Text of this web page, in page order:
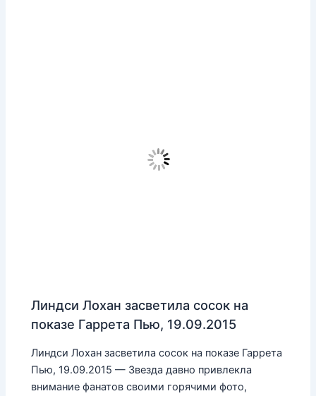
Линдси Лохан засветила сосок на
показе Гаррета Пью, 19.09.2015
Линдси Лохан засветила сосок на показе Гаррета
Пью, 19.09.2015 — Звезда давно привлекла
внимание фанатов своими горячими фото,